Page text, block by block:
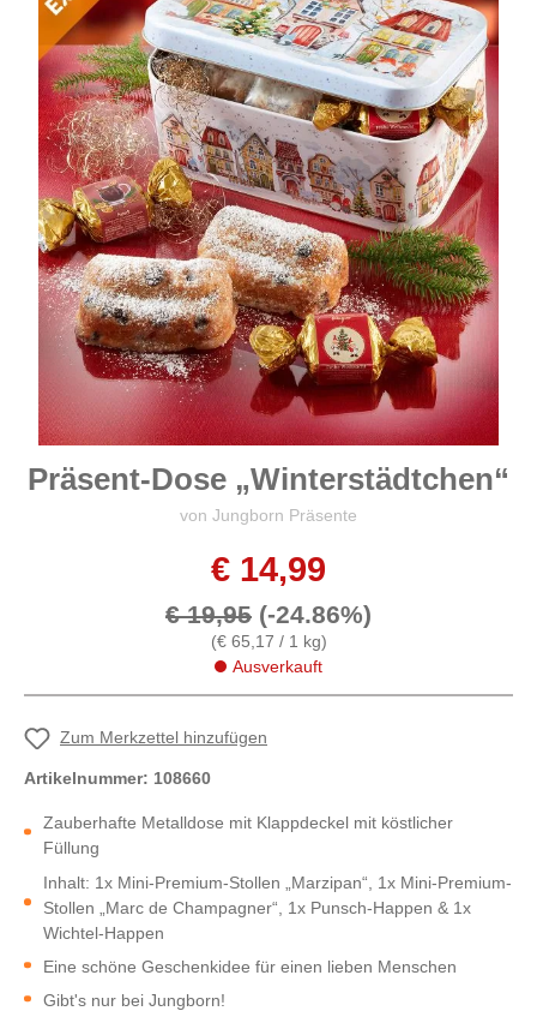
Präsent-Dose „Winterstädtchen“
von Jungborn Präsente
€ 14,99
€ 19,95 (-24.86%)
(€ 65,17 / 1 kg)
Ausverkauft
Zum Merkzettel hinzufügen
Artikelnummer: 108660
Zauberhafte Metalldose mit Klappdeckel mit köstlicher
Füllung
Inhalt: 1x Mini-Premium-Stollen „Marzipan“, 1x Mini-Premium-
Stollen „Marc de Champagner“, 1x Punsch-Happen & 1x
Wichtel-Happen
Eine schöne Geschenkidee für einen lieben Menschen
Gibt's nur bei Jungborn!